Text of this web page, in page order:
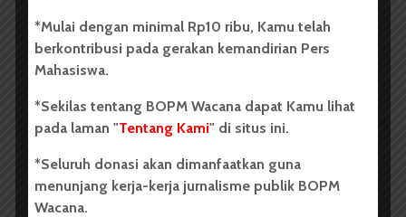
Oleh: Syarifah Sarah Nurjiha USU, wacana.org –...
FIB USU Gelar Seminar
*Mulai dengan minimal Rp10 ribu, Kamu telah
berkontribusi pada gerakan kemandirian Pers
Mahasiswa.
*Sekilas tentang BOPM Wacana dapat Kamu lihat
pada laman "Tentang Kami" di situs ini.
*Seluruh donasi akan dimanfaatkan guna
menunjang kerja-kerja jurnalisme publik BOPM
Wacana.